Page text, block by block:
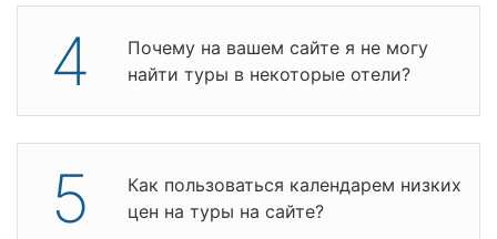
4
Почему на вашем сайте я не могу
найти туры в некоторые отели?
5
Как пользоваться календарем низких
цен на туры на сайте?